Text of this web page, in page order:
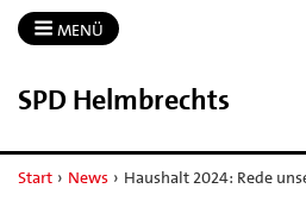
MENÜ
SPD Helmbrechts
Start › News › Haushalt 2024: Rede